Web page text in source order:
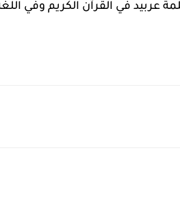
في القرآن الكريم وفي